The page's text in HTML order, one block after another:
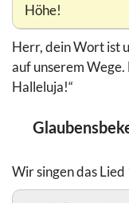
Höhe!
Herr, dein Wort ist
auf unserem
Halleluja!“
Wir singen das Lied